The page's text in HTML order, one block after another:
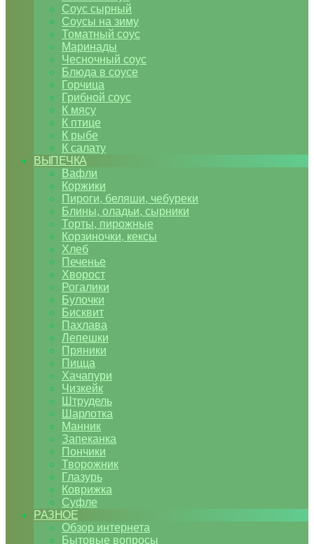
Соус сырный
Соусы на зиму
Томатный соус
Маринады
Чесночный соус
Блюда в соусе
Горчица
Грибной соус
К мясу
К птице
К рыбе
К салату
ВЫПЕЧКА
Вафли
Коржики
Пироги, беляши, чебуреки
Блины, оладьи, сырники
Торты, пирожные
Корзиночки, кексы
Хлеб
Печенье
Хворост
Рогалики
Булочки
Бисквит
Пахлава
Лепешки
Пряники
Пицца
Хачапури
Чизкейк
Штрудель
Шарлотка
Манник
Запеканка
Пончики
Творожник
Глазурь
Коврижка
Суфле
РАЗНОЕ
Обзор интернета
Бытовые вопросы